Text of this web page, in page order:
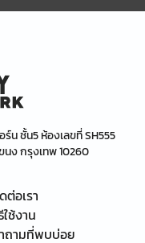
ร์น ชั้น5 ห้องเลขที่ SH555
นง กรุงเทพ 10260
ต่อเรา
ใช้งาน
ถามที่พบบ่อย